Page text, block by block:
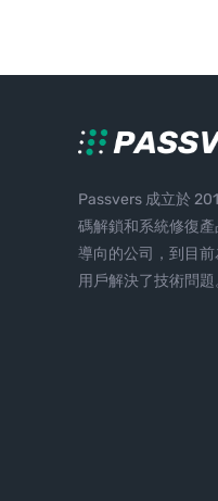
Passvers 成立於
碼解鎖和系統修復
導向的公司，到目
用戶解決了技術問題